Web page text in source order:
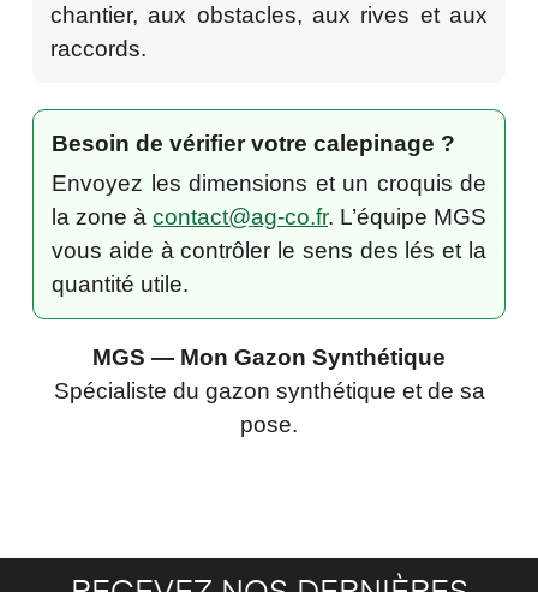
chantier, aux obstacles, aux rives et aux
raccords.
Besoin de vérifier votre calepinage ?
Envoyez les dimensions et un croquis de
la zone à contact@ag-co.fr. L’équipe MGS
vous aide à contrôler le sens des lés et la
quantité utile.
MGS — Mon Gazon Synthétique
Spécialiste du gazon synthétique et de sa
pose.